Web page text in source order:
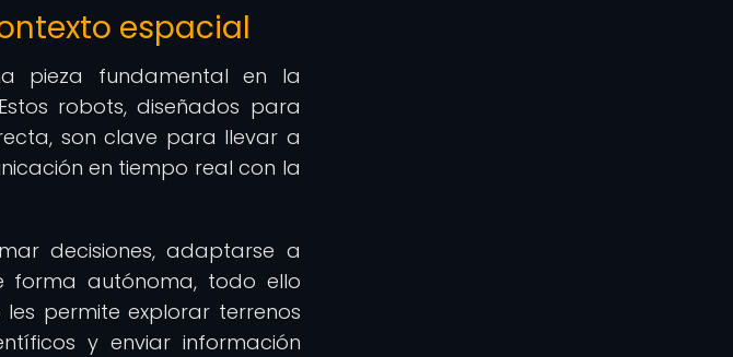
espacial
pieza fundamental en la
robots, diseñados para
son clave para llevar a
en tiempo real con la
decisiones, adaptarse a
forma autónoma, todo ello
permite explorar terrenos
y enviar información